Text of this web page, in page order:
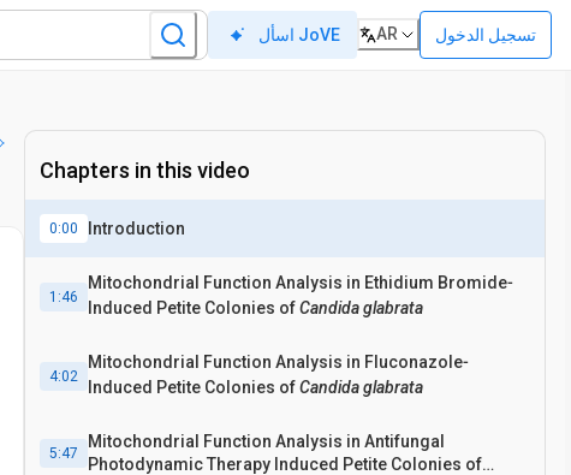
اسأل JoVE AR تسجيل الدخول
Chapters in this video
0:00 Introduction
1:46
Mitochondrial Function Analysis in Ethidium Bromide‐
Induced Petite Colonies ofCandida glabrata
4:02
Mitochondrial Function Analysis in Fluconazole‐
Induced Petite Colonies ofCandida glabrata
5:47
Mitochondrial Function Analysis in Antifungal
Photodynamic Therapy Induced Petite Colonies of